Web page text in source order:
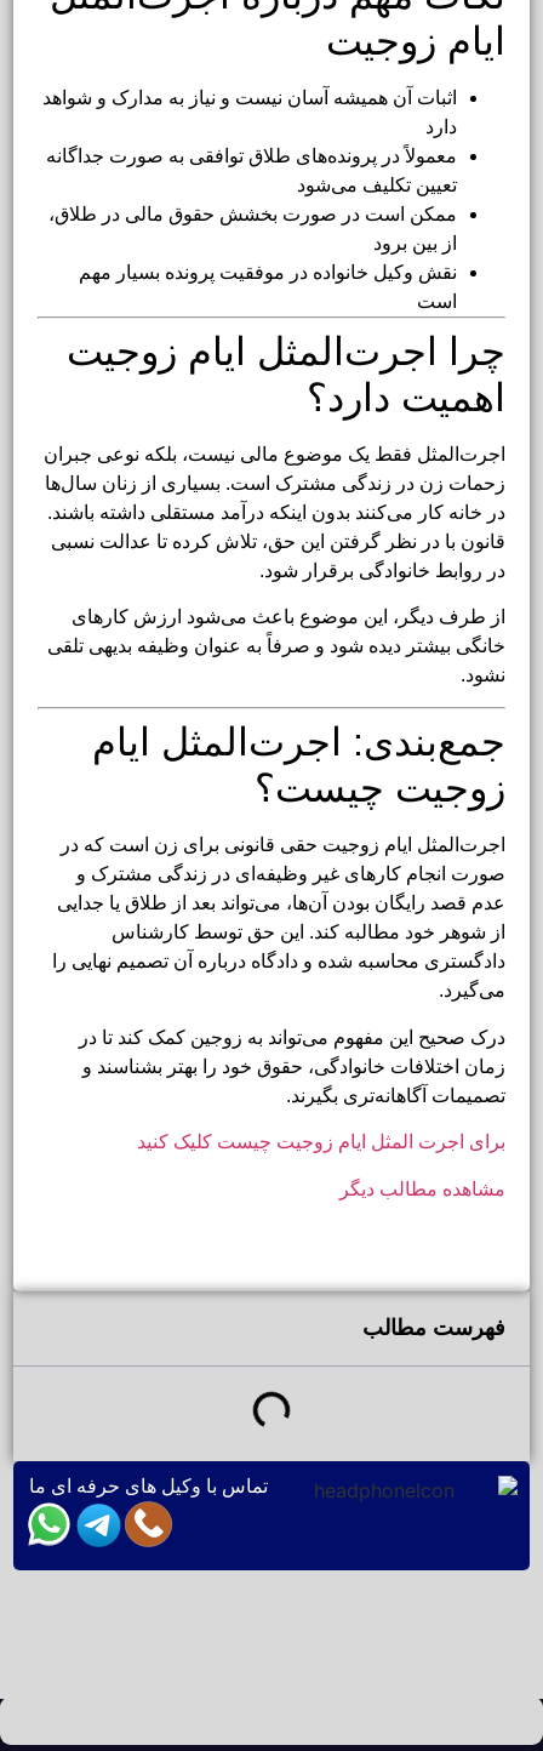
ایام زوجیت
اثبات آن همیشه آسان نیست و نیاز به مدارک و شواهد
دارد
معمولاً در پرونده‌های طلاق توافقی به صورت جداگانه
تعیین تکلیف می‌شود
ممکن است در صورت بخشش حقوق مالی در طلاق،
از بین برود
نقش وکیل خانواده در موفقیت پرونده بسیار مهم
است
چرا اجرت‌المثل ایام زوجیت
اهمیت دارد؟
اجرت‌المثل فقط یک موضوع مالی نیست، بلکه نوعی جبران
زحمات زن در زندگی مشترک است. بسیاری از زنان سال‌ها
در خانه کار می‌کنند بدون اینکه درآمد مستقلی داشته باشند.
قانون با در نظر گرفتن این حق، تلاش کرده تا عدالت نسبی
در روابط خانوادگی برقرار شود.
از طرف دیگر، این موضوع باعث می‌شود ارزش کارهای
خانگی بیشتر دیده شود و صرفاً به عنوان وظیفه بدیهی تلقی
نشود.
جمع‌بندی: اجرت‌المثل ایام
زوجیت چیست؟
اجرت‌المثل ایام زوجیت حقی قانونی برای زن است که در
صورت انجام کارهای غیر وظیفه‌ای در زندگی مشترک و
عدم قصد رایگان بودن آن‌ها، می‌تواند بعد از طلاق یا جدایی
از شوهر خود مطالبه کند. این حق توسط کارشناس
دادگستری محاسبه شده و دادگاه درباره آن تصمیم نهایی را
می‌گیرد.
درک صحیح این مفهوم می‌تواند به زوجین کمک کند تا در
زمان اختلافات خانوادگی، حقوق خود را بهتر بشناسند و
تصمیمات آگاهانه‌تری بگیرند.
برای اجرت المثل ایام زوجیت چیست کلیک کنید
مشاهده مطالب دیگر
فهرست مطالب
تماس با وکیل های حرفه ای ما